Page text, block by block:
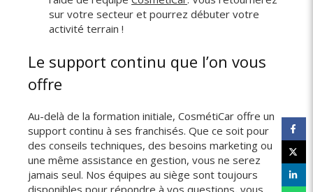
sur votre secteur et pourrez débuter votre
activité terrain !
Le support continu que l’on vous
offre
Au-delà de la formation initiale, CosmétiCar offre un
support continu à ses franchisés. Que ce soit pour
des conseils techniques, des besoins marketing ou
une même assistance en gestion, vous ne serez
jamais seul. Nos équipes au siège sont toujours
disponibles pour répondre à vos questions, vous